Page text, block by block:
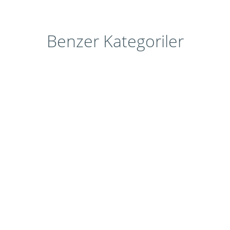
Benzer Kategoriler